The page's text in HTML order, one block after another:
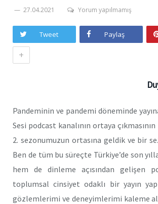
27.04.2021 Yorum yapılmamış
Tweet Paylaş
+
Pandeminin ve pandemi döneminde
Sesi podcast kanalının ortaya
2. sezonumuzun ortasına geldik ve bir
Ben de tüm bu süreçte Türkiye’de son
hem de dinleme açısından gelişen
toplumsal cinsiyet odaklı bir yayın
gözlemlerimi ve deneyimlerimi kaleme